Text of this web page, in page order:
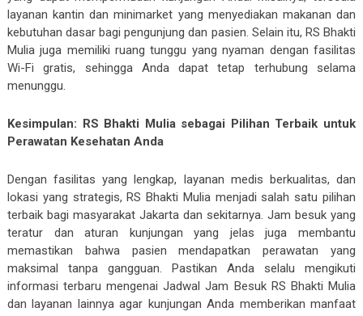
layanan kantin dan minimarket yang menyediakan makanan dan
kebutuhan dasar bagi pengunjung dan pasien. Selain itu, RS Bhakti
Mulia juga memiliki ruang tunggu yang nyaman dengan fasilitas
Wi-Fi gratis, sehingga Anda dapat tetap terhubung selama
menunggu.
Kesimpulan: RS Bhakti Mulia sebagai Pilihan Terbaik untuk
Perawatan Kesehatan Anda
Dengan fasilitas yang lengkap, layanan medis berkualitas, dan
lokasi yang strategis, RS Bhakti Mulia menjadi salah satu pilihan
terbaik bagi masyarakat Jakarta dan sekitarnya. Jam besuk yang
teratur dan aturan kunjungan yang jelas juga membantu
memastikan bahwa pasien mendapatkan perawatan yang
maksimal tanpa gangguan. Pastikan Anda selalu mengikuti
informasi terbaru mengenai Jadwal Jam Besuk RS Bhakti Mulia
dan layanan lainnya agar kunjungan Anda memberikan manfaat